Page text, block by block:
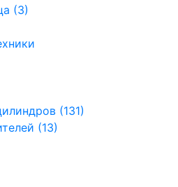
(3)
(131)
(13)